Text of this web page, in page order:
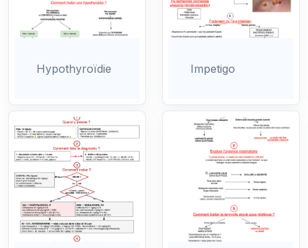
Hypothyroïdie Impetigo